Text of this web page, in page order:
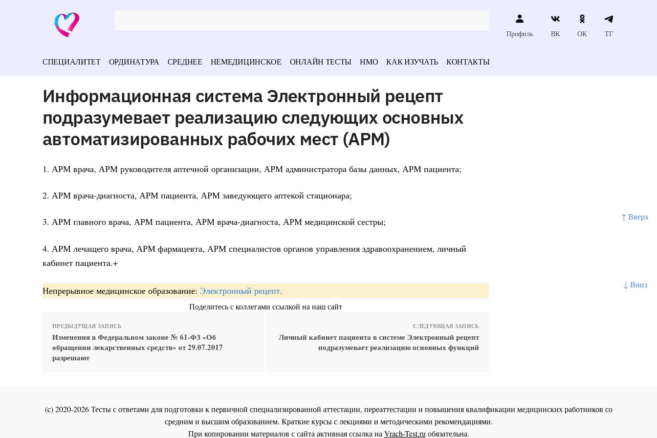
↑ Вверх
↓ Вниз
Профиль ВК ОК ТГ
СПЕЦИАЛИТЕТ ОРДИНАТУРА СРЕДНЕЕ НЕМЕДИЦИНСКОЕ ОНЛАЙН ТЕСТЫ НМО КАК ИЗУЧАТЬ КОНТАКТЫ
Информационная система Электронный рецепт
подразумевает реализацию следующих основных
автоматизированных рабочих мест (АРМ)
1. АРМ врача, АРМ руководителя аптечной организации, АРМ администратора базы данных, АРМ пациента;
2. АРМ врача-диагноста, АРМ пациента, АРМ заведующего аптекой стационара;
3. АРМ главного врача, АРМ пациента, АРМ врача-диагноста, АРМ медицинской сестры;
4. АРМ лечащего врача, АРМ фармацевта, АРМ специалистов органов управления здравоохранением, личный
кабинет пациента.+
Непрерывное медицинское образование: Электронный рецепт.
Поделитесь с коллегами ссылкой на наш сайт
ПРЕДЫДУЩАЯ ЗАПИСЬ
Изменения в Федеральном законе № 61-ФЗ «Об
обращении лекарственных средств» от 29.07.2017
разрешают
СЛЕДУЮЩАЯ ЗАПИСЬ
Личный кабинет пациента в системе Электронный рецепт
подразумевает реализацию основных функций
(c) 2020-2026 Тесты с ответами для подготовки к первичной специализированной аттестации, переаттестации и повышения квалификации медицинских работников со
средним и высшим образованием. Краткие курсы с лекциями и методическими рекомендациями.
При копировании материалов с сайта активная ссылка наVrach-Test.ruобязательна.